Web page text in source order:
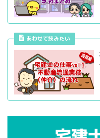
あわせて読みたい